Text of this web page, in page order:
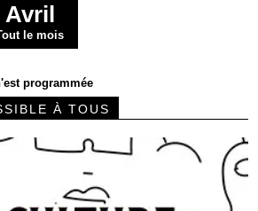
Avril
le mois
programmée
À TOUS